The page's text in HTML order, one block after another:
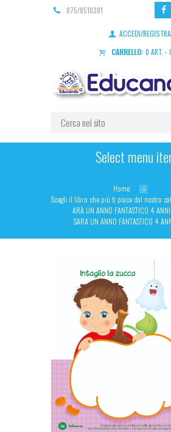
075/8510381
ACCEDI/
CARRELLO: 0 ART. -
Select menu
Home
Scegli il libro che più ti piace dal nostro
ARÀ UN ANNO FANTASTICO 4 ANNI
SARA’ UN ANNO FANTASTICO 4